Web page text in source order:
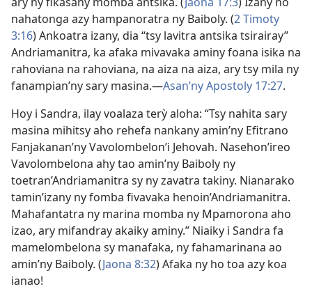
nahatonga azy hampanoratra ny Baiboly. (2 Timoty
3:16) Ankoatra izany, dia “tsy lavitra antsika tsirairay”
Andriamanitra, ka afaka mivavaka aminy foana isika na
rahoviana na rahoviana, na aiza na aiza, ary tsy mila ny
fanampian’ny sary masina.—Asan’ny Apostoly 17:27.
Hoy i Sandra, ilay voalaza terỳ aloha: “Tsy nahita sary
masina mihitsy aho rehefa nankany amin’ny Efitrano
Fanjakanan’ny Vavolombelon’i Jehovah. Nasehon’ireo
Vavolombelona ahy tao amin’ny Baiboly ny
toetran’Andriamanitra sy ny zavatra takiny. Nianarako
tamin’izany ny fomba fivavaka henoin’Andriamanitra.
Mahafantatra ny marina momba ny Mpamorona aho
izao, ary mifandray akaiky aminy.” Niaiky i Sandra fa
mamelombelona sy manafaka, ny fahamarinana ao
amin’ny Baiboly. (Jaona 8:32) Afaka ny ho toa azy koa
ianao!